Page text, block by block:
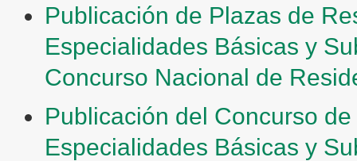
Publicación de Plazas de
Especialidades Básicas y
Concurso Nacional de
Publicación del Concurso
Especialidades Básicas y